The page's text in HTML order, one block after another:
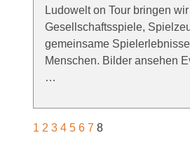
Ludowelt on Tour bringen wir
Gesellschaftsspiele,
gemeinsame
Menschen. Bilder ansehen
…
1 2 3 4 5 6 7 8